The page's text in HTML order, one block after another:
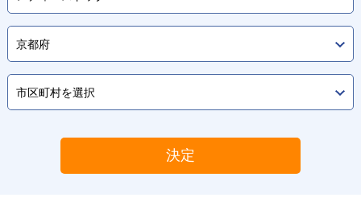
決定